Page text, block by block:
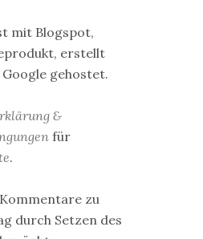
mit Blogspot,
erstellt
gehostet.
&
für
.
zu
durch Setzen des